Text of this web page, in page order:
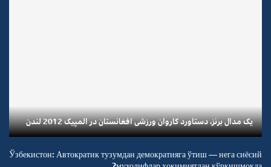
یک مدال برنز، دستاورد کاروان ورزشی افغانستان در المپیک 2012 لندن
Ўзбекистон: Автократик тузумдан демократияга ўтиш — нега сиёсий